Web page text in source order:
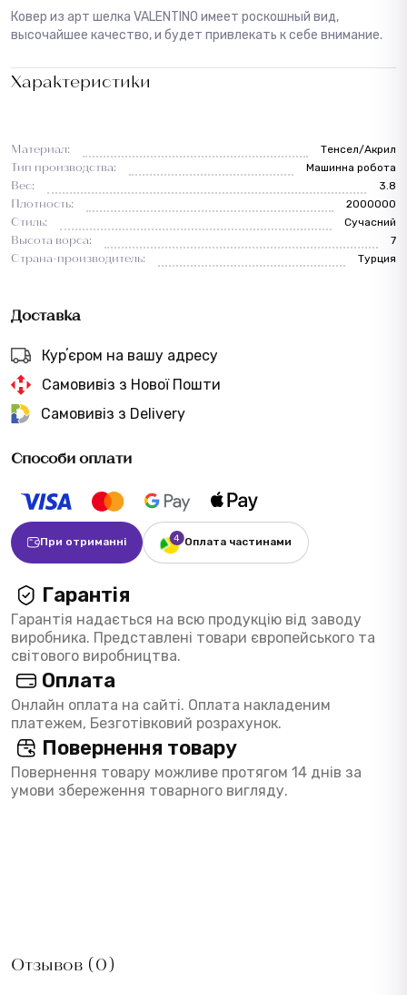
Ковер из арт шелка VALENTINO имеет роскошный вид,
высочайшее качество, и будет привлекать к себе внимание.
Характеристики
Материал:
Тенсел/Акрил
Тип производства:
Машинна робота
Вес:
3.8
Плотность:
2000000
Стиль:
Сучасний
Высота ворса:
7
Страна-производитель:
Турция
Доставка
Курʼєром на вашу адресу
Самовивіз з Нової Пошти
Самовивіз з Delivery
Способи оплати
При отриманні Оплата частинами
Гарантія
Гарантія надається на всю продукцію від заводу
виробника. Представлені товари європейського та
світового виробництва.
Оплата
Онлайн оплата на сайті. Оплата накладеним
платежем, Безготівковий розрахунок.
Повернення товару
Повернення товару можливе протягом 14 днів за
умови збереження товарного вигляду.
Отзывов (0)